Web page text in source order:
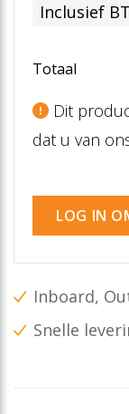
Inclusief
Totaal
Dit
dat u van
LOG IN
Inboard,
Snelle